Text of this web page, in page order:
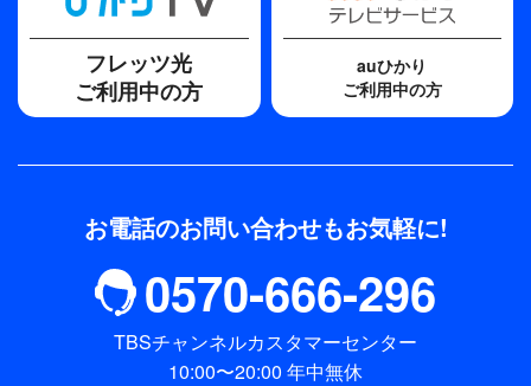
フレッツ光
ご利用中の方
auひかり
ご利用中の方
お電話のお問い合わせもお気軽に!
0570-666-296
TBSチャンネルカスタマーセンター
10:00〜20:00 年中無休